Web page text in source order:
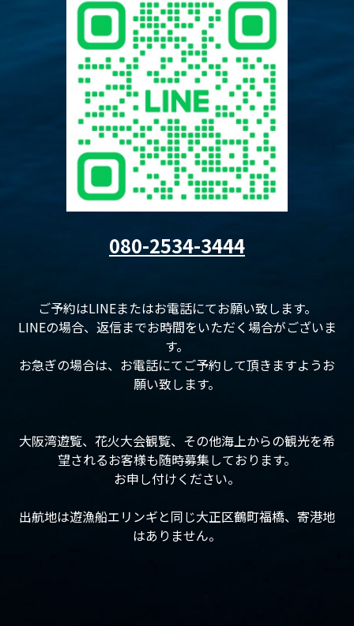
080-2534-3444
ご予約はLINEまたはお電話にてお願い致します。
LINEの場合、返信までお時間をいただく場合がございま
す。
お急ぎの場合は、お電話にてご予約して頂きますようお
願い致します。
大阪湾遊覧、花火大会観覧、その他海上からの観光を希
望されるお客様も随時募集しております。
お申し付けください。
出航地は遊漁船エリンギと同じ大正区鶴町福橋、寄港地
はありません。